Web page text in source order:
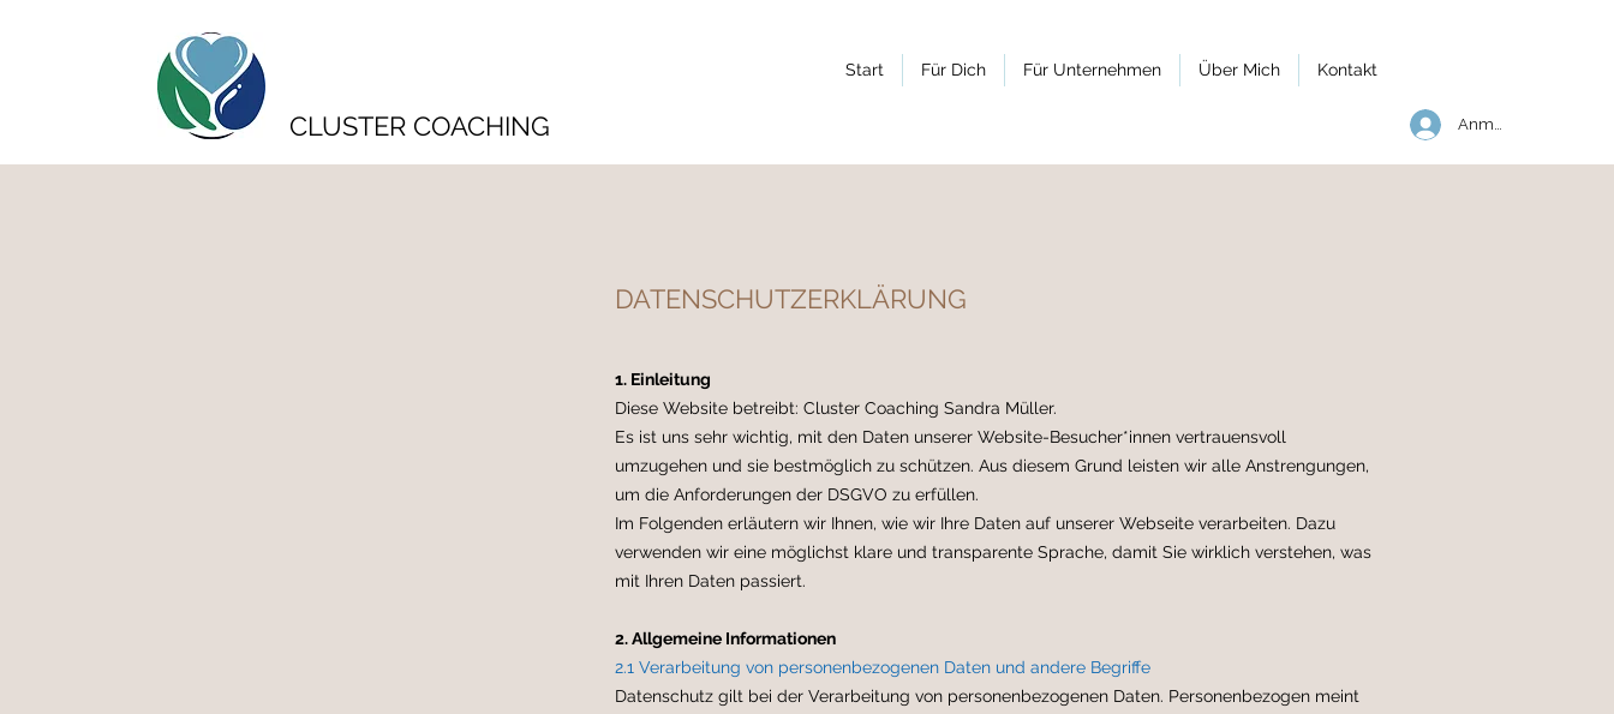
CLUSTER COACHING Anmelden
Start Für Dich Für Unternehmen Über Mich Kontakt
DATENSCHUTZERKLÄRUNG
1. Einleitung
Diese Website betreibt: Cluster Coaching Sandra Müller.
Es ist uns sehr wichtig, mit den Daten unserer Website-Besucher*innen vertrauensvoll
umzugehen und sie bestmöglich zu schützen. Aus diesem Grund leisten wir alle Anstrengungen,
um die Anforderungen der DSGVO zu erfüllen.
Im Folgenden erläutern wir Ihnen, wie wir Ihre Daten auf unserer Webseite verarbeiten. Dazu
verwenden wir eine möglichst klare und transparente Sprache, damit Sie wirklich verstehen, was
mit Ihren Daten passiert.
2. Allgemeine Informationen
2.1 Verarbeitung von personenbezogenen Daten und andere Begriffe
Datenschutz gilt bei der Verarbeitung von personenbezogenen Daten. Personenbezogen meint